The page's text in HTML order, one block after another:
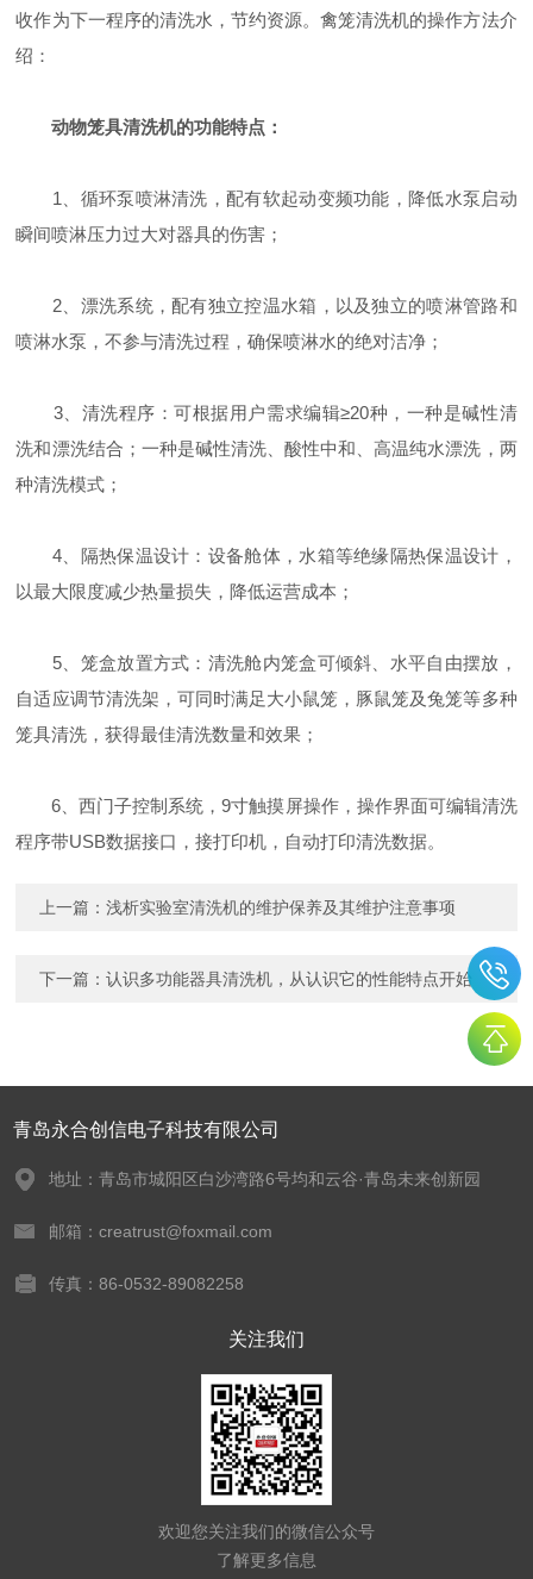
收作为下一程序的清洗水，节约资源。禽笼清洗机的操作方法介
绍：
动物笼具清洗机的功能特点：
1、循环泵喷淋清洗，配有软起动变频功能，降低水泵启动
瞬间喷淋压力过大对器具的伤害；
2、漂洗系统，配有独立控温水箱，以及独立的喷淋管路和
喷淋水泵，不参与清洗过程，确保喷淋水的绝对洁净；
3、清洗程序：可根据用户需求编辑≥20种，一种是碱性清
洗和漂洗结合；一种是碱性清洗、酸性中和、高温纯水漂洗，两
种清洗模式；
4、隔热保温设计：设备舱体，水箱等绝缘隔热保温设计，
以最大限度减少热量损失，降低运营成本；
5、笼盒放置方式：清洗舱内笼盒可倾斜、水平自由摆放，
自适应调节清洗架，可同时满足大小鼠笼，豚鼠笼及兔笼等多种
笼具清洗，获得最佳清洗数量和效果；
6、西门子控制系统，9寸触摸屏操作，操作界面可编辑清洗
程序带USB数据接口，接打印机，自动打印清洗数据。
上一篇：浅析实验室清洗机的维护保养及其维护注意事项
下一篇：认识多功能器具清洗机，从认识它的性能特点开始
青岛永合创信电子科技有限公司
地址：青岛市城阳区白沙湾路6号均和云谷·青岛未来创新园
邮箱：creatrust@foxmail.com
传真：86-0532-89082258
关注我们
欢迎您关注我们的微信公众号
了解更多信息